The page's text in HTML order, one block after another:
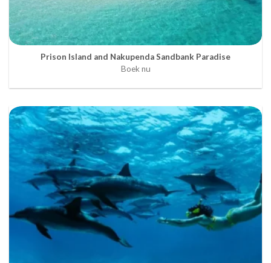
Prison Island and Nakupenda Sandbank Paradise
Boek nu